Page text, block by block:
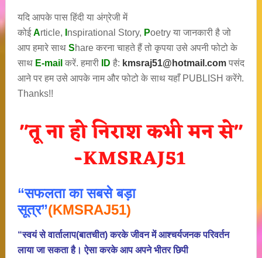
यदि आपके पास हिंदी या अंग्रेजी में
कोईArticle, nspirational Story, Poetryया जानकारी है जो
आप हमारे साथShare करना चाहते हैं तो कृपया उसे अपनी फोटो के
साथ E-mail करें. हमारी ID है: kmsraj51@hotmail.com पसंद
आने पर हम उसे आपके नाम और फोटो के साथ यहाँ PUBLISH करेंगे.
Thanks!!
“सफलता का सबसे बड़ा
सूत्र”(KMSRAJ51)
“स्वयं से वार्तालाप(बातचीत) करके जीवन में आश्चर्यजनक परिवर्तन
लाया जा सकता है। ऐसा करके आप अपने भीतर छिपी